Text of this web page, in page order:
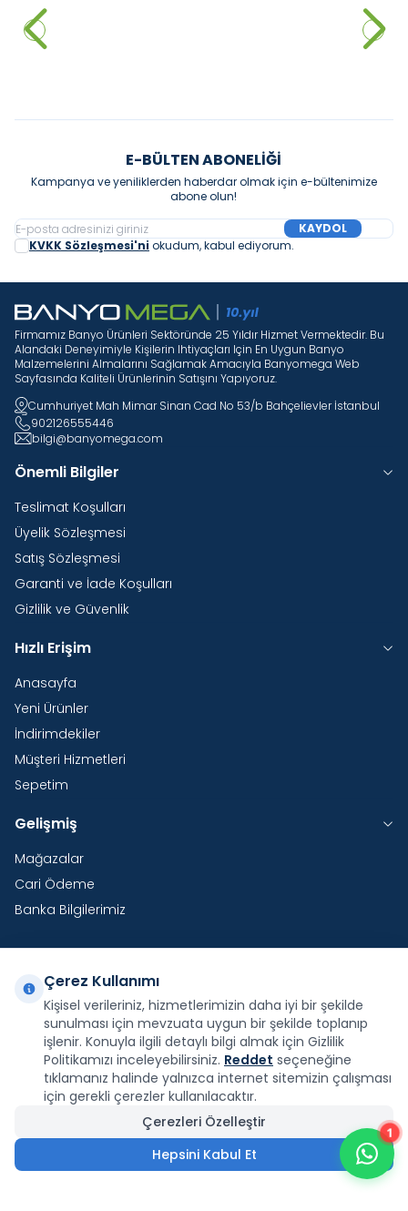
1
9.803,70₺ Sepete Ekle
Lavabo, 60 cm Parlak Beyaz
28.150,00
Lavabo, 43 cm Parlak Beyaz
E-BÜLTEN ABONELIĞI
Kampanya ve yeniliklerden haberdar olmak için e-bültenimize
abone olun!
KAYDOL
KVKK Sözleşmesi'ni okudum, kabul ediyorum.
Firmamız Banyo Ürünleri Sektöründe 25 Yıldır Hizmet Vermektedir. Bu
Alandaki Deneyimiyle Kişilerin Ihtiyaçları Için En Uygun Banyo
Malzemelerini Almalarını Sağlamak Amacıyla Banyomega Web
Sayfasında Kaliteli Ürünlerinin Satışını Yapıyoruz.
Cumhuriyet Mah Mimar Sinan Cad No 53/b Bahçelievler İstanbul
902126555446
bilgi@banyomega.com
Önemli Bilgiler
Teslimat Koşulları
Üyelik Sözleşmesi
Satış Sözleşmesi
Garanti ve İade Koşulları
Gizlilik ve Güvenlik
Hızlı Erişim
Anasayfa
Yeni Ürünler
İndirimdekiler
Müşteri Hizmetleri
Sepetim
Gelişmiş
Mağazalar
Cari Ödeme
Banka Bilgilerimiz
Yurtdışı Kargo
Şirketimiz E-Fatura ve E-Arşiv Fatura uygulaması
kapsamındadır.
Facebook
X İnstagram
YoutubePinterest
Çerez Kullanımı
Kişisel verileriniz, hizmetlerimizin daha iyi bir şekilde
sunulması için mevzuata uygun bir şekilde toplanıp
işlenir. Konuyla ilgili detaylı bilgi almak için Gizlilik
Politikamızı inceleyebilirsiniz. Reddet seçeneğine
tıklamanız halinde yalnızca internet sitemizin çalışması
için gerekli çerezler kullanılacaktır.
Çerezleri Özelleştir
Hepsini Kabul Et